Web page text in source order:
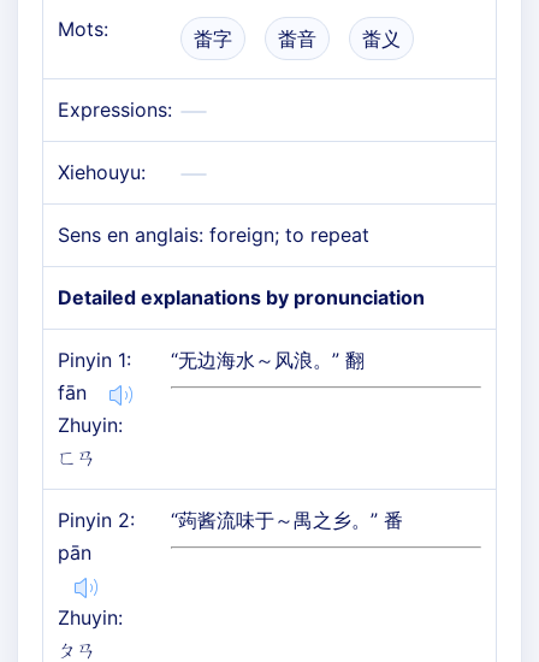
Mots: 畨字 畨音 畨义
Expressions:
Xiehouyu:
Sens en anglais: foreign; to repeat
Detailed explanations by pronunciation
Pinyin 1:
fān
Zhuyin:
ㄈㄢ
“无边海水～风浪。” 翻
Pinyin 2:
pān
Zhuyin:
ㄆㄢ
“蒟酱流味于～禺之乡。” 番